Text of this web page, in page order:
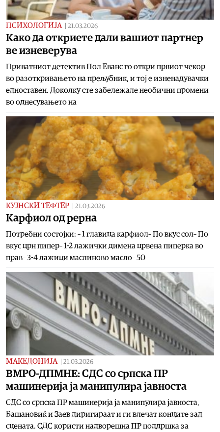
ПСИХОЛОГИЈА 21.03.2026
Како да откриете дали вашиот партнер
ве изневерува
Приватниот детектив Пол Еванс го откри првиот чекор
во разоткривањето на прељубник, и тој е изненадувачки
едноставен. Доколку сте забележале необични промени
во однесувањето на
КУЈНСКИ ТЕФТЕР 21.03.2026
Карфиол од рерна
Потребни состојки: – 1 главица карфиол– По вкус сол– По
вкус црн пипер– 1-2 лажички димена црвена пиперка во
прав– 3-4 лажици маслиново масло– 50
МАКЕДОНИЈА 21.03.2026
ВМРО-ДПМНЕ: СДС со српска ПР
машинерија ја манипулира јавноста
СДС со српска ПР машинерија ја манипулира јавноста,
Башановиќ и Заев диригираат и ги влечат конците зад
сцената. СДС користи надворешна ПР поддршка за